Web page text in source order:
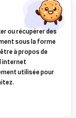
sous
18,90 €
ou récupérer des
sous la forme
à propos de
internet
utilisée pour